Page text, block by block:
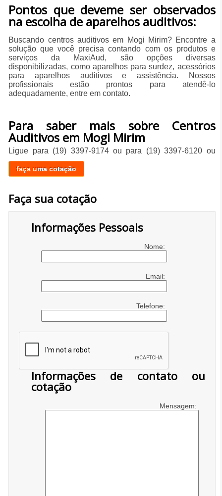
Pontos que deveme ser observados
na escolha de aparelhos auditivos:
Buscando centros auditivos em Mogi Mirim? Encontre a
solução que você precisa contando com os produtos e
serviços da MaxiAud, são opções diversas
disponibilizadas, como aparelhos para surdez, acessórios
para aparelhos auditivos e assistência. Nossos
profissionais estão prontos para atendê-lo
adequadamente, entre em contato.
Para saber mais sobre Centros
Auditivos em Mogi Mirim
Ligue para (19) 3397-9174ou para (19) 3397-6120 ou
faça uma cotação
Faça sua cotação
Informações Pessoais
Nome:
Email:
Telefone:
Informações de contato ou
cotação
Mensagem: